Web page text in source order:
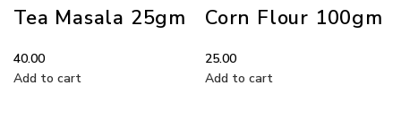
Tea Masala 25gm
40.00
Add to cart
Corn Flour 100gm
25.00
Add to cart